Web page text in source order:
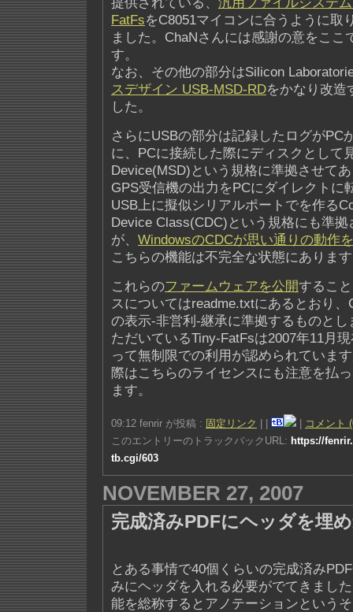
FatFsをC8051マイコンに合うように取
ました。ChaNさんには感謝の意をここ
す。
なお、その他の部分はSilicon
スデザイン USB-MSD-RDをかなり改造
した。
さらにUSBの部分は記録したログがPC
に、PCに接続した際にディスクとして
Device(MSD)という規格に準拠させて
GPS受信機の出力をPCにダイレクトに
USB上に擬似シリアルポートでを作る
Device Class(CDC)という規格にも準
が、 WindowsのCDCが思い通りの動作
こちらの機能は不完全な状態にありま
これらのファームウェアを公開するこ
スについてはreadme.txtにあるとおり
の表示-非営利-継承に準拠するものと
ただいているTiny-FatFsは2007年11月
って無制限での利用が認められていま
際はこちらのライセンスにも注意を払
ます。
09:12 fenrir が投稿 : 固定リンク
コメント
このエントリーのトラックバックURL: https://
tb.cgi/603
NOVEMBER 27, 2007
完成済みPDFにヘッダを埋
とある事情で40個くらいの完成済み
みにヘッダを入れる必要がでてきまし
能を総称するとアノテーションという